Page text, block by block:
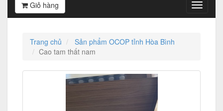
Giỏ hàng
Trang chủ
Sản phẩm OCOP tỉnh Hòa Bình
Cao tam thất nam